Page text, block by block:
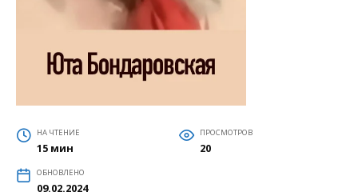
НА ЧТЕНИЕ
15 мин
ПРОСМОТРОВ
20
ОБНОВЛЕНО
09.02.2024